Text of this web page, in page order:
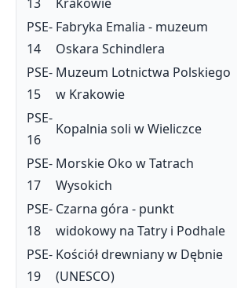
PSE-
14
Fabryka Emalia - muzeum
Oskara Schindlera
PSE-
15
Muzeum Lotnictwa Polskiego
w Krakowie
PSE-
16
Kopalnia soli w Wieliczce
PSE-
17
Morskie Oko w Tatrach
Wysokich
PSE-
18
Czarna góra - punkt
widokowy na Tatry i Podhale
PSE-
19
Kościół drewniany w Dębnie
(UNESCO)